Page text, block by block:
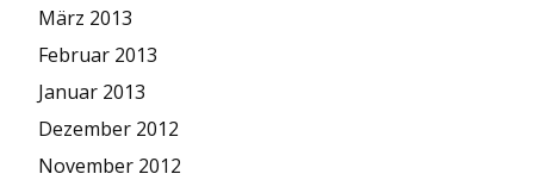
März 2013
Februar 2013
Januar 2013
Dezember 2012
November 2012